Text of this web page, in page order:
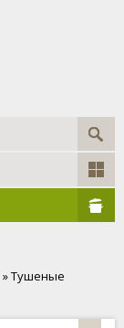
» Тушеные